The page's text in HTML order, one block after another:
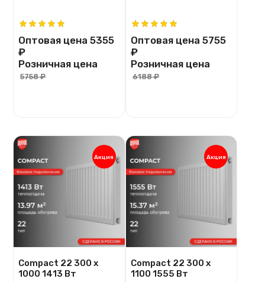
Оптовая цена5355
₽
Розничная цена
5758 ₽
Оптовая цена 5755
₽
Розничная цена
6188 ₽
Акция
Compact 22 300 х
1000 1413 Вт
Акция
Compact 22 300 x
1100 1555 Вт